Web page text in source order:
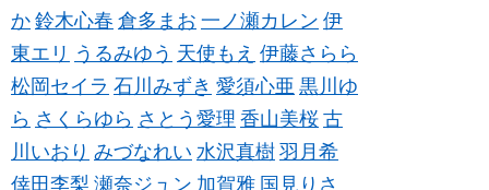
か 鈴木心春 倉多まお 一ノ瀬カレン 伊
東エリ うるみゆう 天使もえ 伊藤さらら
松岡セイラ 石川みずき 愛須心亜 黒川ゆ
ら さくらゆら さとう愛理 香山美桜 古
川いおり みづなれい 水沢真樹 羽月希
倖田李梨 瀬奈ジュン 加賀雅 国見りさ